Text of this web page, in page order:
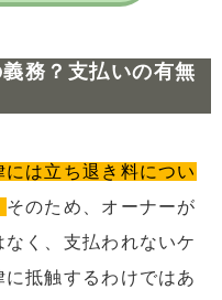
務？支払いの有無
には立ち退き料につい
そのため、オーナーが
く、支払われないケ
抵触するわけではあ